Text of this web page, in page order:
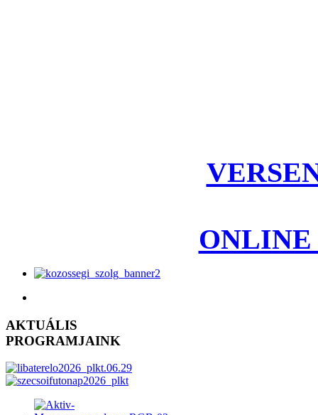
AKTUÁLIS
PROGRAMJAINK